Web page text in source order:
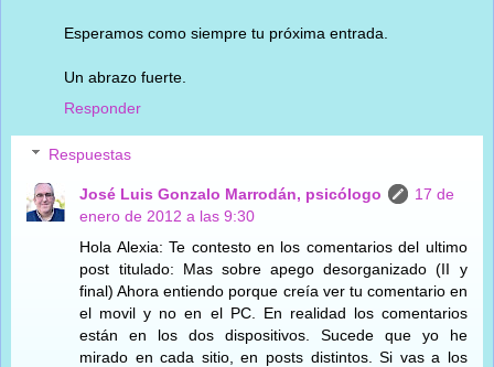
Esperamos como siempre tu próxima entrada.
Un abrazo fuerte.
Responder
Respuestas
José Luis Gonzalo Marrodán, psicólogo
17 de
enero de 2012 a las 9:30
Hola Alexia: Te contesto en los comentarios del ultimo
post titulado: Mas sobre apego desorganizado (II y
final) Ahora entiendo porque creía ver tu comentario en
el movil y no en el PC. En realidad los comentarios
están en los dos dispositivos. Sucede que yo he
mirado en cada sitio, en posts distintos. Si vas a los